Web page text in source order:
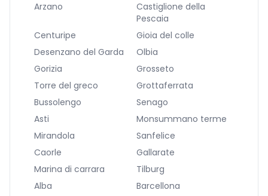
Arzano
Castiglione della
Pescaia
Centuripe
Gioia del colle
Desenzano del Garda
Olbia
Gorizia
Grosseto
Torre del greco
Grottaferrata
Bussolengo
Senago
Asti
Monsummano terme
Mirandola
Sanfelice
Caorle
Gallarate
Marina di carrara
Tilburg
Alba
Barcellona